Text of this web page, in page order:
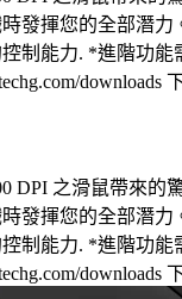
發揮您的全部潛力
制能力. *進階功能
downloads
DPI 之滑鼠帶來的
發揮您的全部潛力
制能力. *進階功能
downloads